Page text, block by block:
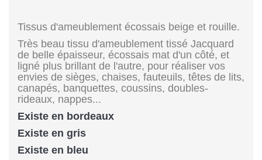
Tissus d'ameublement écossais beige et rouille.
Très beau tissu d'ameublement tissé Jacquard
de belle épaisseur, écossais mat d'un côté, et
ligné plus brillant de l'autre, pour réaliser vos
envies de sièges, chaises, fauteuils, têtes de lits,
canapés, banquettes, coussins, doubles-
rideaux, nappes...
Existe en bordeaux
Existe en gris
Existe en bleu